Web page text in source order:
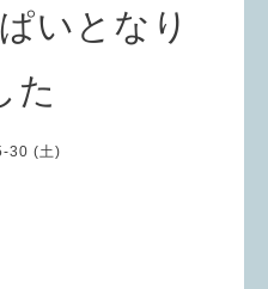
いとなり
た
30 (土)